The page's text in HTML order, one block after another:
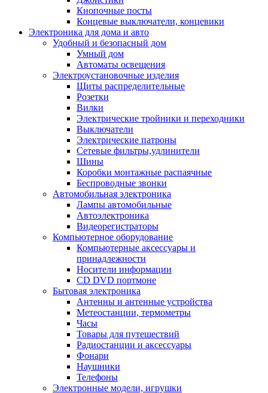
Кнопочные посты
Концевые выключатели, концевики
Электроника для дома и авто
Удобный и безопасный дом
Умный дом
Автоматы освещения
Электроустановочные изделия
Щиты распределительные
Розетки
Вилки
Электрические тройники и переходники
Выключатели
Электрические патроны
Сетевые фильтры,удлинители
Шины
Коробки монтажные распаячные
Беспроводные звонки
Автомобильная электроника
Лампы автомобильные
Автоэлектроника
Видеорегистраторы
Компьютерное оборудование
Компьютерные аксессуары и
принадлежности
Носители информации
CD DVD портмоне
Бытовая электроника
Антенны и антенные устройства
Метеостанции, термометры
Часы
Товары для путешествий
Радиостанции и аксессуары
Фонари
Наушники
Телефоны
Электронные модели, игрушки